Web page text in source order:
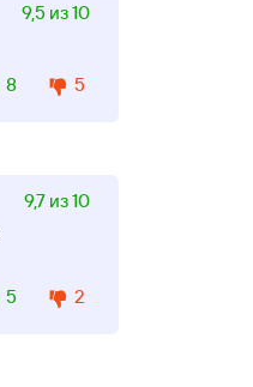
9,5 из 10
8 5
9,7 из 10
5 2